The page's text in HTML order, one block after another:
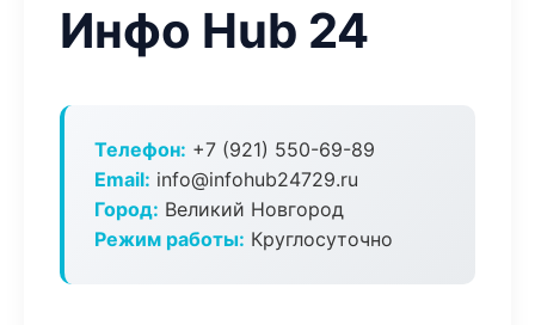
Инфо Hub 24
Телефон: +7 (921) 550-69-89
Email: info@infohub24729.ru
Город: Великий Новгород
Режим работы: Круглосуточно